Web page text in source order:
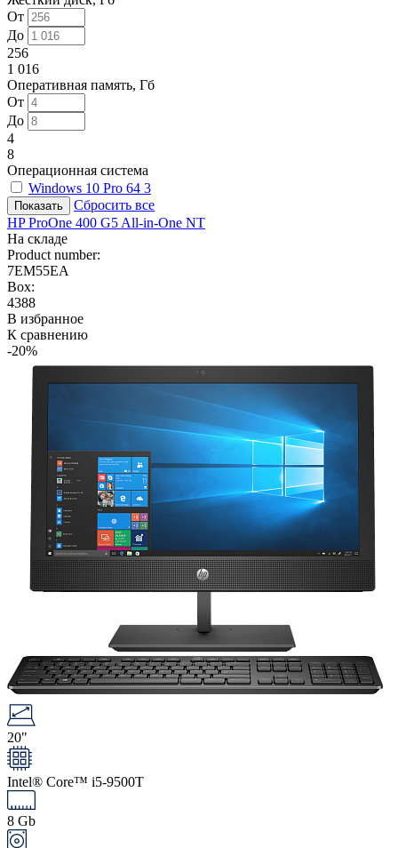
От
До
256
1 016
Оперативная память, Гб
От
До
4
8
Операционная система
Windows 10 Pro 64 3
Сбросить все
HP ProOne 400 G5 All-in-One NT
На складе
Product number:
7EM55EA
Box:
4388
В избранное
К сравнению
-20%
20"
Intel® Core™ i5-9500T
8 Gb